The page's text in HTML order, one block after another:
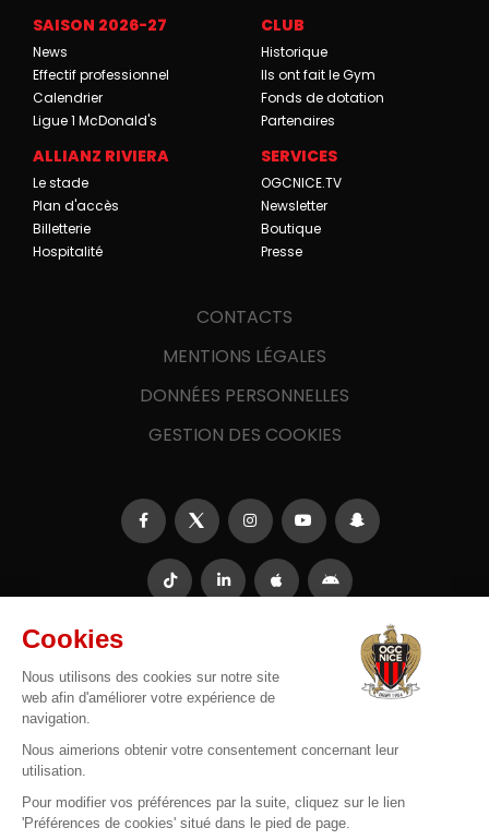
SAISON 2026-27
News
Effectif professionnel
Calendrier
Ligue 1 McDonald's
CLUB
Historique
Ils ont fait le Gym
Fonds de dotation
Partenaires
ALLIANZ RIVIERA
Le stade
Plan d'accès
Billetterie
Hospitalité
SERVICES
OGCNICE.TV
Newsletter
Boutique
Presse
CONTACTS
MENTIONS LÉGALES
DONNÉES PERSONNELLES
GESTION DES COOKIES